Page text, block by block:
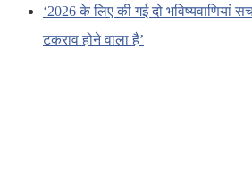
‘2026 के लिए की गई दो भविष्यवाणियां
टकराव होने वाला है’